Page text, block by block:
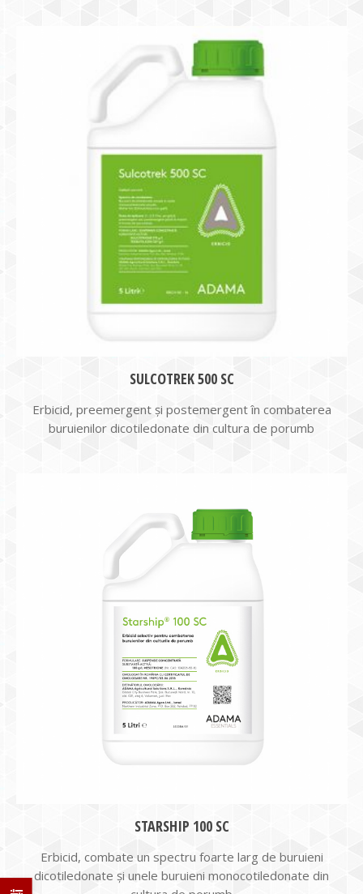
SULCOTREK 500 SC
Erbicid, preemergent și postemergent în combaterea
buruienilor dicotiledonate din cultura de porumb
STARSHIP 100 SC
Erbicid, combate un spectru foarte larg de buruieni
dicotiledonate și unele buruieni monocotiledonate din